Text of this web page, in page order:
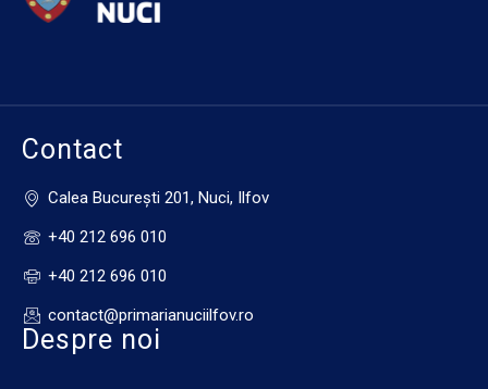
Contact
Calea Bucureşti 201, Nuci, Ilfov
+40 212 696 010
+40 212 696 010
contact@primarianuciilfov.ro
Despre noi